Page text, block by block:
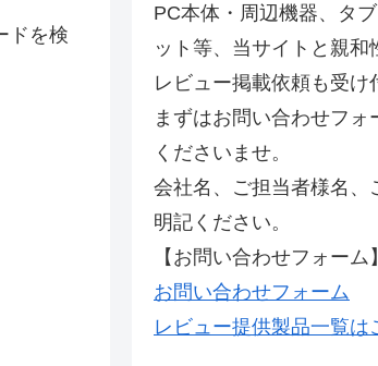
ドを検
PC本体・周辺機器、タ
ット等、当サイトと親和
レビュー掲載依頼も受け
まずはお問い合わせフォ
くださいませ。
会社名、ご担当者様名、
明記ください。
【お問い合わせフォーム】
お問い合わせフォーム
レビュー提供製品一覧は